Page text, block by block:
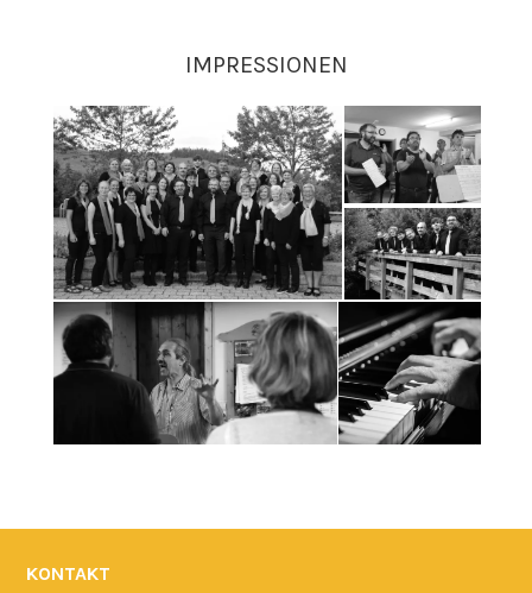
IMPRESSIONEN
KONTAKT